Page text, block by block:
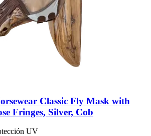
Classic Fly Mask with
Fringes, Silver, Cob
UV